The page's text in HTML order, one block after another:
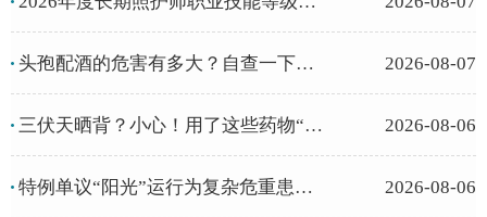
头孢配酒的危害有多大？自查一下这些致命的组合你知道多少？ 2026-08-07
三伏天晒背？小心！用了这些药物“见不得光” 2026-08-06
特例单议“阳光”运行为复杂危重患者就医保驾护航 2026-08-06